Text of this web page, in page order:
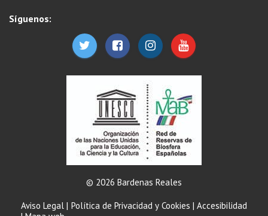
Síguenos:
© 2026 Bardenas Reales
Aviso Legal | Política de Privacidad y Cookies | Accesibilidad